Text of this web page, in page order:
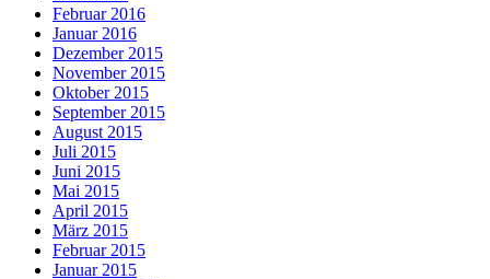
Februar 2016
Januar 2016
Dezember 2015
November 2015
Oktober 2015
September 2015
August 2015
Juli 2015
Juni 2015
Mai 2015
April 2015
März 2015
Februar 2015
Januar 2015